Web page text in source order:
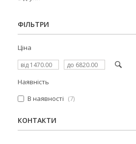
ФІЛЬТРИ
Ціна
Наявність
В наявності
7
КОНТАКТИ